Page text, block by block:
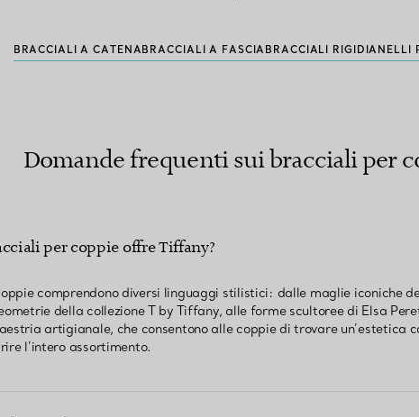
BRACCIALI A CATENA BRACCIALI A FASCIA BRACCIALI RIGIDIANELLI
Domande frequenti sui bracciali per
per coppie offre Tiffany?
comprendono diversi linguaggi stilistici: dalle maglie iconiche
della collezione T by Tiffany, alle forme scultoree di Elsa
artigianale, che consentono alle coppie di trovare un’estetica
l’intero assortimento.